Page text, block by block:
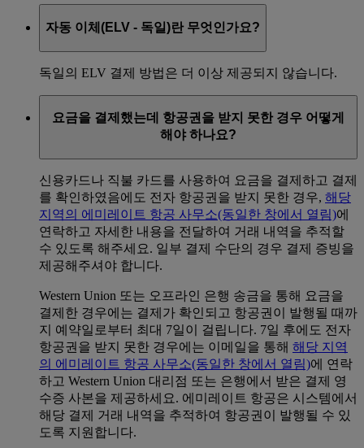
자동 이체(ELV - 독일)란 무엇인가요?
독일의 ELV 결제 방법은 더 이상 제공되지 않습니다.
요금을 결제했는데 항공권을 받지 못한 경우 어떻게
해야 하나요?
신용카드나 직불 카드를 사용하여 요금을 결제하고 결제
를 확인하였음에도 전자 항공권을 받지 못한 경우, 해당
지역의 에미레이트 항공 사무소(동일한 창에서 열림)에
연락하고 자세한 내용을 전달하여 거래 내역을 추적할
수 있도록 해주세요. 일부 결제 수단의 경우 결제 증빙을
제공해주셔야 합니다.
Western Union 또는 오프라인 은행 송금을 통해 요금을
결제한 경우에는 결제가 확인되고 항공권이 발행될 때까
지 예약일로부터 최대 7일이 걸립니다. 7일 후에도 전자
항공권을 받지 못한 경우에는 이메일을 통해 해당 지역
의 에미레이트 항공 사무소(동일한 창에서 열림)에 연락
하고 Western Union 대리점 또는 은행에서 받은 결제 영
수증 사본을 제공하세요. 에미레이트 항공은 시스템에서
해당 결제 거래 내역을 추적하여 항공권이 발행될 수 있
도록 지원합니다.